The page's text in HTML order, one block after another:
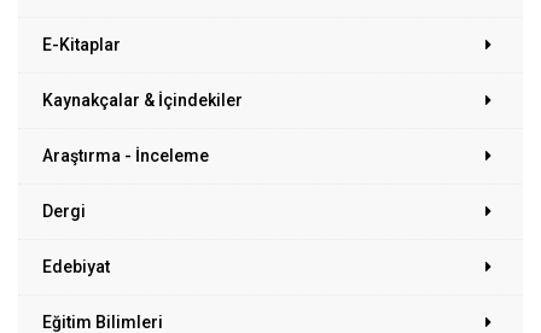
E-Kitaplar
Kaynakçalar & İçindekiler
Araştırma - İnceleme
Dergi
Edebiyat
Eğitim Bilimleri